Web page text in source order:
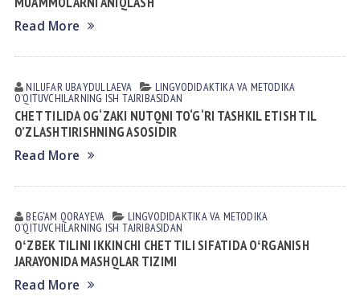
Read More
NILUFAR UBАYDULLАEVА LINGVODIDАKTIKА VА METODIKА
OʼQITUVCHILАRNING ISH TАJRIBАSIDАN
CHET TILIDA OG‘ZAKI NUTQNI TO‘G‘RI TASHKIL ETISH TIL
O’ZLASHTIRISHNING ASOSIDIR
Read More
BEG‘AM QORAYEVA LINGVODIDАKTIKА VА METODIKА
OʼQITUVCHILАRNING ISH TАJRIBАSIDАN
OʻZBEK TILINI IKKINCHI CHET TILI SIFATIDA OʻRGANISH
JARAYONIDA MASHQLAR TIZIMI
Read More